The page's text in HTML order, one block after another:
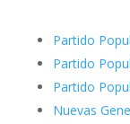
Partido
Partido
Partido
Nuevas